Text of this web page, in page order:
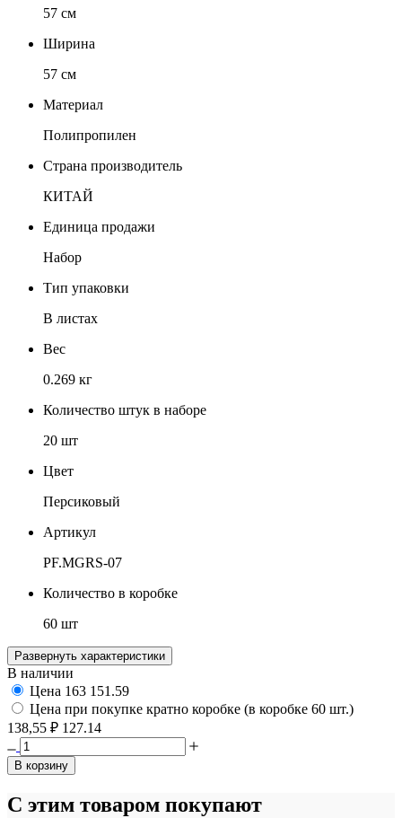
57 см
Ширина
57 см
Материал
Полипропилен
Страна производитель
КИТАЙ
Единица продажи
Набор
Тип упаковки
В листах
Вес
0.269 кг
Количество штук в наборе
20 шт
Цвет
Персиковый
Артикул
PF.MGRS-07
Количество в коробке
60 шт
Развернуть характеристики
В наличии
Цена 163 151.59
Цена при покупке кратно коробке (в коробке 60 шт.)
138,55 ₽ 127.14
В корзину
С этим товаром покупают